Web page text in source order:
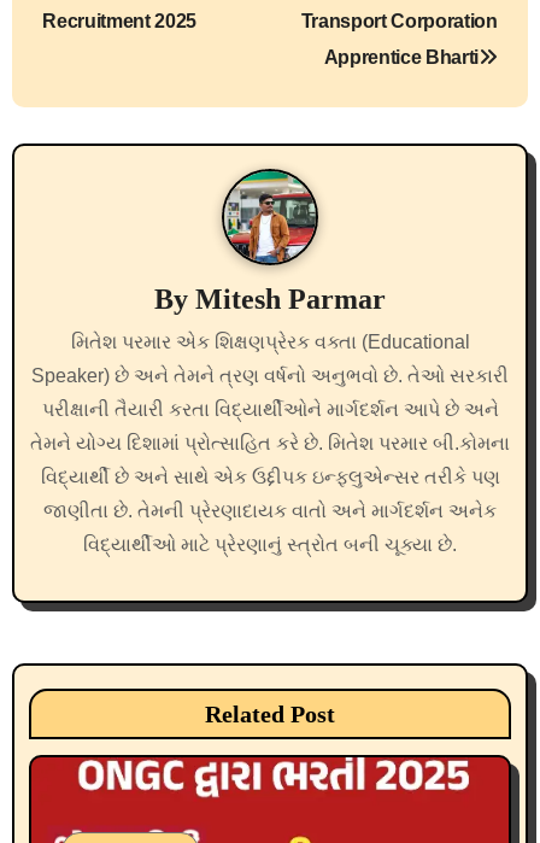
n
Recruitment 2025
Transport Corporation
Apprentice Bharti
By Mitesh Parmar
મિતેશ પરમાર એક શિક્ષણપ્રેરક વક્તા (Educational
Speaker) છે અને તેમને ત્રણ વર્ષનો અનુભવો છે. તેઓ સરકારી
પરીક્ષાની તૈયારી કરતા વિદ્યાર્થીઓને માર્ગદર્શન આપે છે અને
તેમને યોગ્ય દિશામાં પ્રોત્સાહિત કરે છે. મિતેશ પરમાર બી.કોમના
વિદ્યાર્થી છે અને સાથે એક ઉદ્દીપક ઇન્ફ્લુએન્સર તરીકે પણ
જાણીતા છે. તેમની પ્રેરણાદાયક વાતો અને માર્ગદર્શન અનેક
વિદ્યાર્થીઓ માટે પ્રેરણાનું સ્ત્રોત બની ચૂક્યા છે.
Related Post